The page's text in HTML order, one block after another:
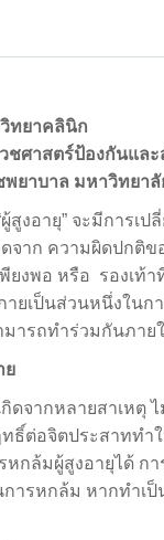
ทยาคลินิก
ชศาสตร์ป้องกันแล
ยาบาล มหาวิทยา
อายุ” จะมีการเป
จาก ความผิดปกติ
ยงพอ หรือ รองเ
ยเป็นส่วนหนึ่งใน
มารถทำร่วมกันภาย
ย
ากหลายสาเหตุ ไ
ธิ์ต่อจิตประสาททำ
หกล้มผู้สูงอายุได้ ก
ารหกล้ม หากทำเ